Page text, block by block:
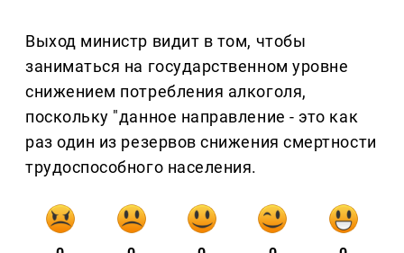
Выход министр видит в том, чтобы
заниматься на государственном уровне
снижением потребления алкоголя,
поскольку "данное направление - это как
раз один из резервов снижения смертности
трудоспособного населения.